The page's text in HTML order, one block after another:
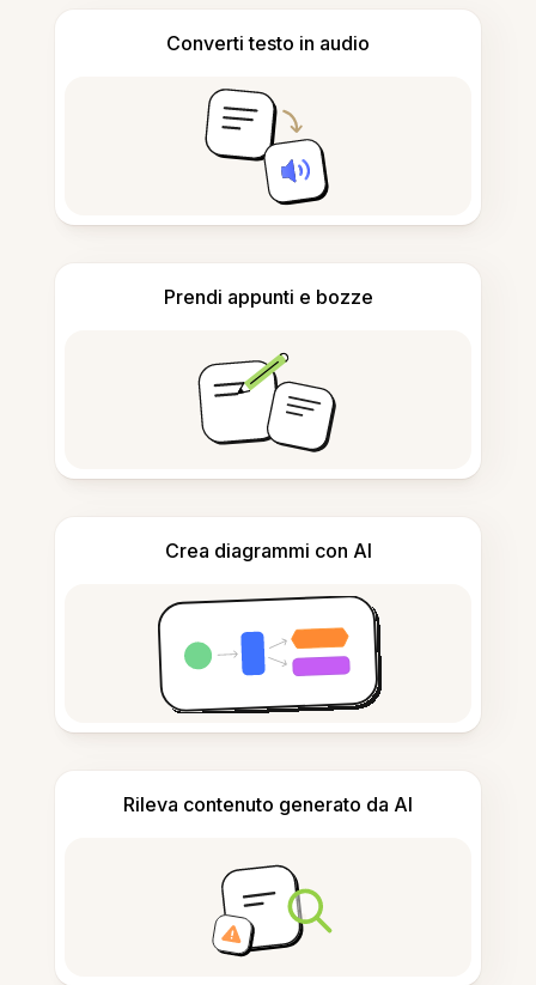
Converti testo in audio
Prendi appunti e bozze
Crea diagrammi con AI
Rileva contenuto generato da AI